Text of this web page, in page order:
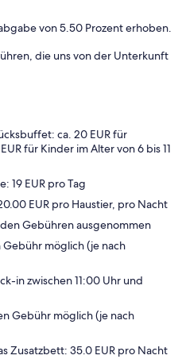
von 5.50 Prozent erhoben.
die uns von der Unterkunft
ca. 20 EUR für
für Kinder im Alter von 6 bis 11
19 EUR pro Tag
EUR pro Haustier, pro Nacht
Gebühren ausgenommen
möglich (je nach
in zwischen 11:00 Uhr und
Gebühr möglich (je nach
Zusatzbett: 35.0 EUR pro Nacht